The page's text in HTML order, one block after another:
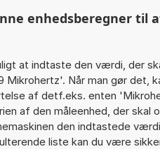
enhedsberegner til
at indtaste den værdi, der
Mikrohertz'. Når man gør det,
af detf.eks. enten
af den måleenhed, der
den indtastede
liste kan du være